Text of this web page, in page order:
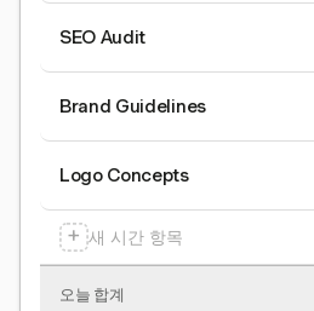
SEO Audit
Brand Guidelines
Logo Concepts
+ 새 시간 항목
오늘 합계